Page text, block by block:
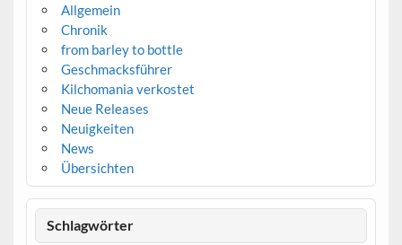
Allgemein
Chronik
from barley to bottle
Geschmacksführer
Kilchomania verkostet
Neue Releases
Neuigkeiten
News
Übersichten
Schlagwörter